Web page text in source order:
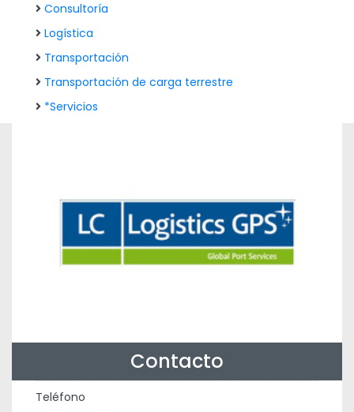
Consultoría
Logística
Transportación
Transportación de carga terrestre
*Servicios
Contacto
Teléfono